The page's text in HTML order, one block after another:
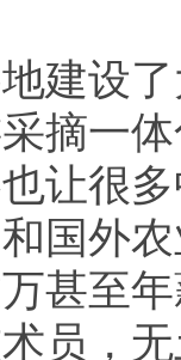
建设
摘一
让很
国外
甚至
员，